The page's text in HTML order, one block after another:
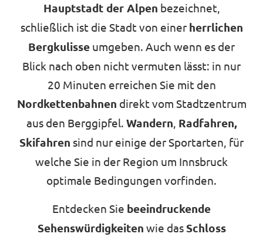
Hauptstadt der Alpen bezeichnet,
schließlich ist die Stadt von einer herrlichen
Bergkulisse umgeben. Auch wenn es der
Blick nach oben nicht vermuten lässt: in nur
20 Minuten erreichen Sie mit den
Nordkettenbahnen direkt vom Stadtzentrum
aus den Berggipfel. Wandern, Radfahren,
Skifahren sind nur einige der Sportarten, für
welche Sie in der Region um Innsbruck
optimale Bedingungen vorfinden.
Entdecken Sie beeindruckende
Sehenswürdigkeiten wie das Schloss